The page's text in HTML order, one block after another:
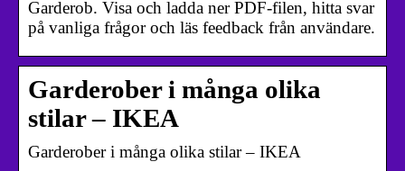
Garderob. Visa och ladda ner PDF-filen, hitta svar
på vanliga frågor och läs feedback från användare.
Garderober i många olika
stilar – IKEA
Garderober i många olika stilar – IKEA